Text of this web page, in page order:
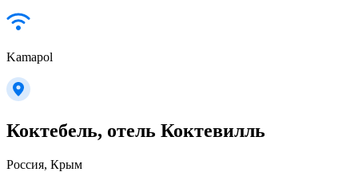
Kamapol
Коктебель, отель Коктевилль
Россия, Крым